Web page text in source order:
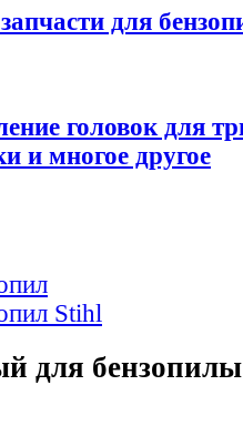
для
головок для
и многое другое
Stihl
для